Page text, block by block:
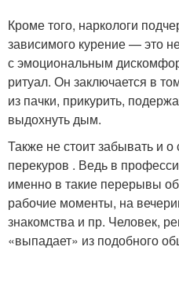
Кроме того, наркологи
зависимого курение — это
с эмоциональным
ритуал. Он заключается в
из пачки, прикурить,
выдохнуть дым.
Также не стоит забывать и
перекуров . Ведь в
именно в такие перерывы
рабочие моменты, на
знакомства и пр. Человек,
«выпадает» из подобного